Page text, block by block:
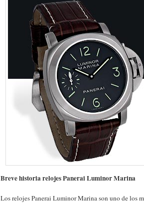
Breve historia relojes Panerai Luminor Marina
Los relojes Panerai Luminor Marina son uno de los